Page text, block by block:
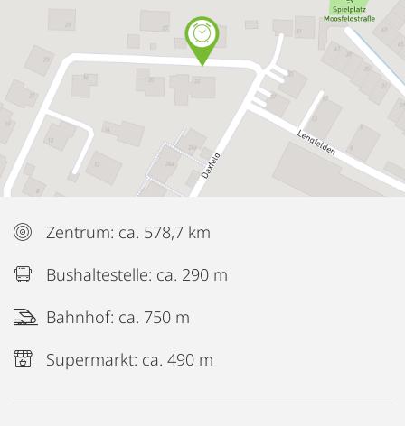
Zentrum: ca. 578,7 km
Bushaltestelle: ca. 290 m
Bahnhof: ca. 750 m
Supermarkt: ca. 490 m